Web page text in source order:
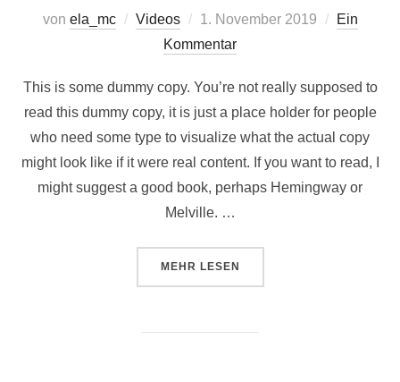
von ela_mc Videos
Veröffentlicht
am
1. November 2019
Ein
Kommentar
This is some dummy copy. You’re not really supposed to
read this dummy copy, it is just a place holder for people
who need some type to visualize what the actual copy
might look like if it were real content. If you want to read, I
might suggest a good book, perhaps Hemingway or
Melville. …
MEHR ÜBER „POST WITH YOUTUBE
LESEN